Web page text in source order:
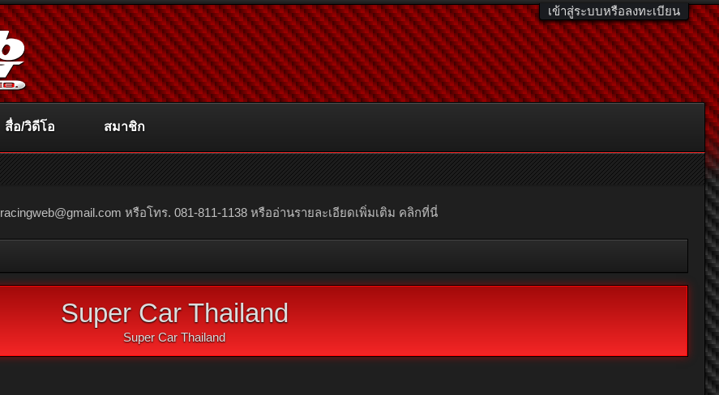
เข้าสู่ระบบหรือลงทะเบียน
racingweb@gmail.com หรือโทร. 081-811-1138 หรืออ่านรายละเอียดเพิ่มเติม คลิกที่นี่
Super Car Thailand
Super Car Thailand
สื่อ/วิดีโอ สมาชิก